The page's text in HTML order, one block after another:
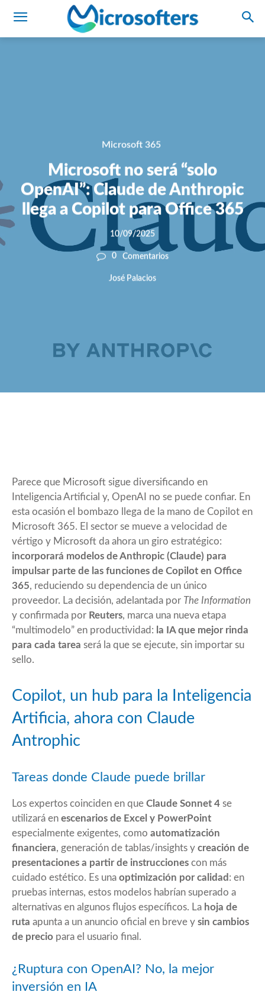
Microsoft 365
Microsoft no será “solo
OpenAI”: Claude de Anthropic
llega a Copilot para Office 365
10/09/2025
0 Comentarios
José Palacios
Parece que Microsoft sigue diversificando en
Inteligencia Artificial y, OpenAI no se puede confiar. En
esta ocasión el bombazo llega de la mano de Copilot en
Microsoft 365. El sector se mueve a velocidad de
vértigo y Microsoft da ahora un giro estratégico:
incorporará modelos de Anthropic (Claude) para
impulsar parte de las funciones de Copilot en Office
365, reduciendo su dependencia de un único
proveedor. La decisión, adelantada por The Information
y confirmada por Reuters, marca una nueva etapa
“multimodelo” en productividad: la IA que mejor rinda
para cada tarea será la que se ejecute, sin importar su
sello.
Copilot, un hub para la Inteligencia
Artificia, ahora con Claude
Antrophic
Tareas donde Claude puede brillar
Los expertos coinciden en que Claude Sonnet 4 se
utilizará en escenarios de Excel y PowerPoint
especialmente exigentes, como automatización
financiera, generación de tablas/insights y creación de
presentaciones a partir de instrucciones con más
cuidado estético. Es una optimización por calidad : en
pruebas internas, estos modelos habrían superado a
alternativas en algunos flujos específicos. La hoja de
ruta apunta a un anuncio oficial en breve y sin cambios
de precio para el usuario final.
¿Ruptura con OpenAI? No, la mejor
inversión en IA